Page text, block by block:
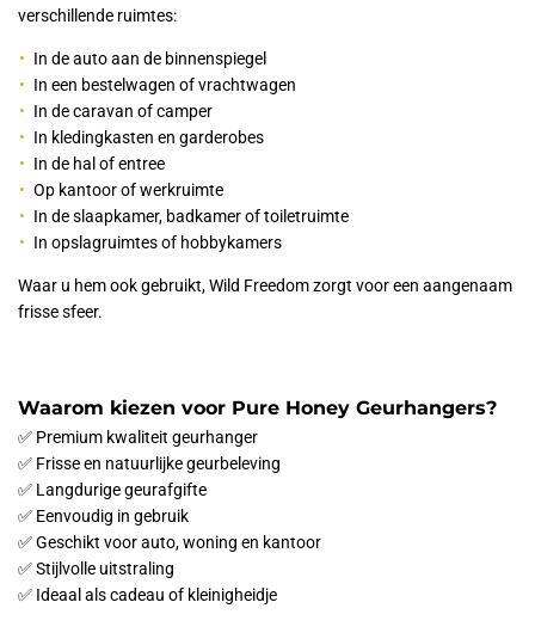
verschillende ruimtes:
In de auto aan de binnenspiegel
In een bestelwagen of vrachtwagen
In de caravan of camper
In kledingkasten en garderobes
In de hal of entree
Op kantoor of werkruimte
In de slaapkamer, badkamer of toiletruimte
In opslagruimtes of hobbykamers
Waar u hem ook gebruikt, Wild Freedom zorgt voor een aangenaam
frisse sfeer.
Waarom kiezen voor Pure Honey Geurhangers?
✅ Premium kwaliteit geurhanger
✅ Frisse en natuurlijke geurbeleving
✅ Langdurige geurafgifte
✅ Eenvoudig in gebruik
✅Geschikt voor auto, woning en kantoor
✅Stijlvolle uitstraling
✅ Ideaal als cadeau of kleinigheidje